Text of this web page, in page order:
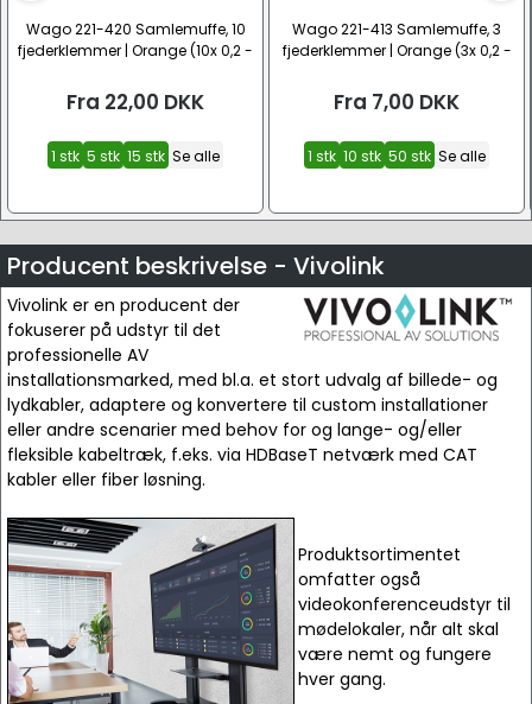
Wago 221-420 Samlemuffe, 10
fjederklemmer | Orange (10x 0,2 -
Fra 22,00 DKK
1 stk 5 stk 15 stk Se alle
Wago 221-413 Samlemuffe, 3
fjederklemmer | Orange (3x 0,2 -
Fra 7,00 DKK
1 stk 10 stk 50 stk Se alle
Producent beskrivelse - Vivolink
Vivolink er en producent der
fokuserer på udstyr til det
professionelle AV
installationsmarked, med bl.a. et stort udvalg af billede- og
lydkabler, adaptere og konvertere til custom installationer
eller andre scenarier med behov for og lange- og/eller
fleksible kabeltræk, f.eks. via HDBaseT netværk med CAT
kabler eller fiber løsning.
Produktsortimentet
omfatter også
videokonferenceudstyr til
mødelokaler, når alt skal
være nemt og fungere
hver gang.